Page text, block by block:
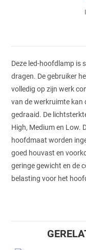
Deze led-hoofdlamp is
dragen. De gebruiker
volledig op zijn werk
van de werkruimte kan
gedraaid. De
High, Medium en Low.
hoofdmaat worden
goed houvast en
geringe gewicht en de
belasting voor het